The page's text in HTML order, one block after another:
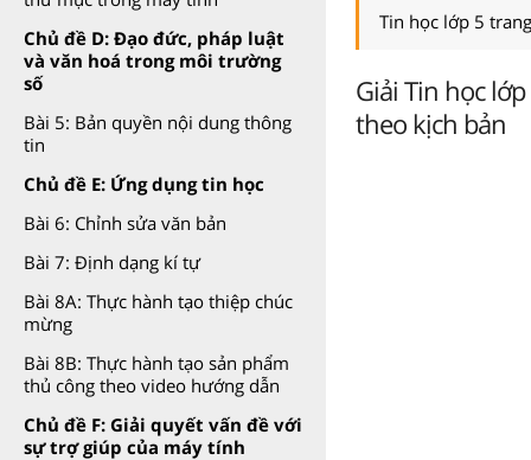
Chủ đề D: Đạo đức, pháp luật
và văn hoá trong môi trường
số
Bài 5: Bản quyền nội dung thông
tin
Chủ đề E: Ứng dụng tin học
Bài 6: Chỉnh sửa văn bản
Bài 7: Định dạng kí tự
Bài 8A: Thực hành tạo thiệp chúc
mừng
Bài 8B: Thực hành tạo sản phẩm
thủ công theo video hướng dẫn
Chủ đề F: Giải quyết vấn đề với
sự trợ giúp của máy tính
Tin học lớp 5
Giải Tin học
theo kịch bản